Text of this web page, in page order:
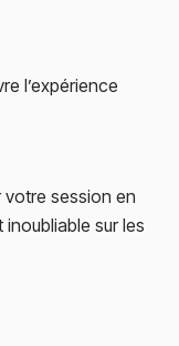
l’expérience
votre session en
sur les